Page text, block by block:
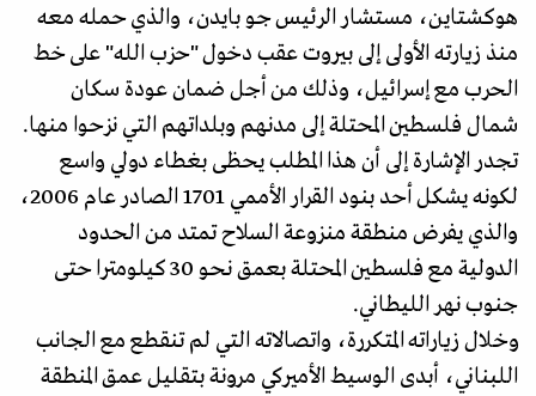
هوكشتاين، مستشار الرئيس جو بايدن، والذي حمله معه
منذ زيارته الأولى إلى بيروت عقب دخول "حزب الله" على خط
الحرب مع إسرائيل، وذلك من أجل ضمان عودة سكان
شمال فلسطين المحتلة إلى مدنهم وبلداتهم التي نزحوا منها.
تجدر الإشارة إلى أن هذا المطلب يحظى بغطاء دولي واسع
لكونه يشكل أحد بنود القرار الأممي 1701 الصادر عام 2006،
والذي يفرض منطقة منزوعة السلاح تمتد من الحدود
الدولية مع فلسطين المحتلة بعمق نحو 30 كيلومترا حتى
جنوب نهر الليطاني.
وخلال زياراته المتكررة، واتصالاته التي لم تنقطع مع الجانب
اللبناني، أبدى الوسيط الأميركي مرونة بتقليل عمق المنطقة